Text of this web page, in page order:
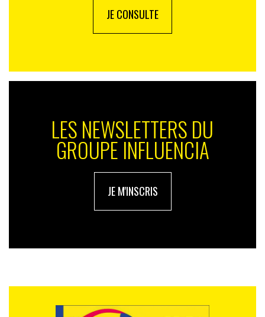
JE CONSULTE
LES NEWSLETTERS DU
GROUPE INFLUENCIA
JE M'INSCRIS